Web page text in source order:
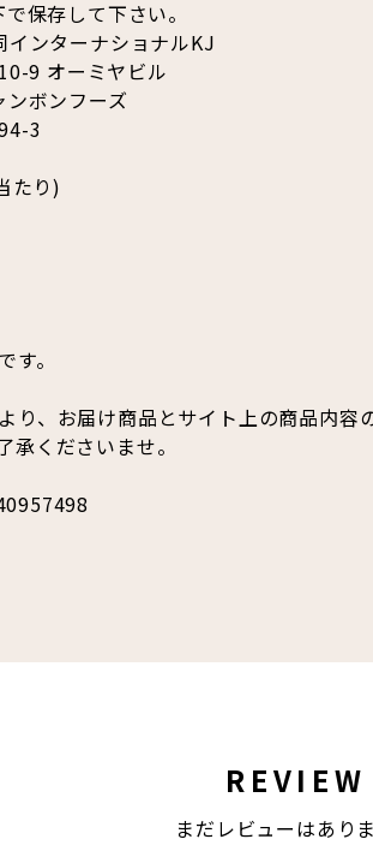
保存して下さい。
インターナショナルKJ
9 オーミヤビル
ボンフーズ
3
たり)
。
り、お届け商品とサイト上の商品内容
承くださいませ。
REVIEW
まだレビューはあり